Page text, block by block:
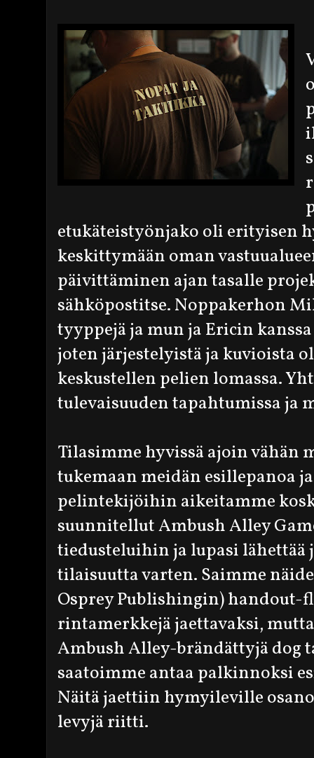
etukäteistyönjako oli erityisen
keskittymään oman
päivittäminen ajan tasalle
sähköpostitse. Noppakerhon
tyyppejä ja mun ja Ericin
joten järjestelyistä ja kuvioista
keskustellen pelien lomassa.
tulevaisuuden tapahtumissa ja
Tilasimme hyvissä ajoin
tukemaan meidän esillepanoa
pelintekijöihin aikeitamme
suunnitellut Ambush Alley
tiedusteluihin ja lupasi
tilaisuutta varten. Saimme
Osprey Publishingin)
rintamerkkejä jaettavaksi,
Ambush Alley-brändättyjä dog
saatoimme antaa palkinnoksi
Näitä jaettiin hymyileville
levyjä riitti.